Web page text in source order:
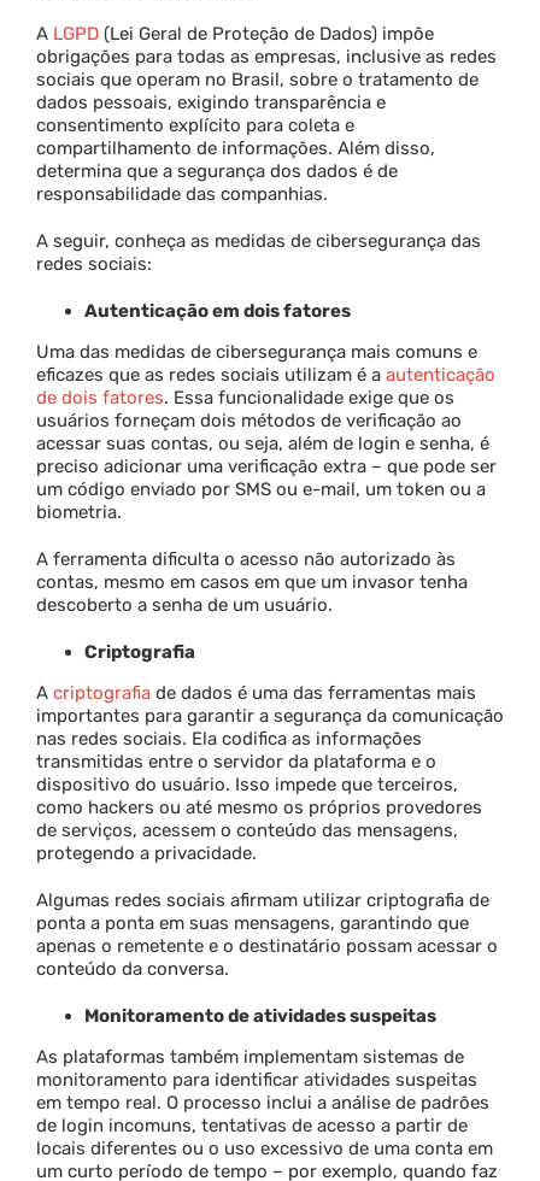
A LGPD (Lei Geral de Proteção de Dados) impõe
obrigações para todas as empresas, inclusive as redes
sociais que operam no Brasil, sobre o tratamento de
dados pessoais, exigindo transparência e
consentimento explícito para coleta e
compartilhamento de informações. Além disso,
determina que a segurança dos dados é de
responsabilidade das companhias.
A seguir, conheça as medidas de cibersegurança das
redes sociais:
Autenticação em dois fatores
Uma das medidas de cibersegurança mais comuns e
eficazes que as redes sociais utilizam é a autenticação
de dois fatores. Essa funcionalidade exige que os
usuários forneçam dois métodos de verificação ao
acessar suas contas, ou seja, além de login e senha, é
preciso adicionar uma verificação extra – que pode ser
um código enviado por SMS ou e-mail, um token ou a
biometria.
A ferramenta dificulta o acesso não autorizado às
contas, mesmo em casos em que um invasor tenha
descoberto a senha de um usuário.
Criptografia
A criptografia de dados é uma das ferramentas mais
importantes para garantir a segurança da comunicação
nas redes sociais. Ela codifica as informações
transmitidas entre o servidor da plataforma e o
dispositivo do usuário. Isso impede que terceiros,
como hackers ou até mesmo os próprios provedores
de serviços, acessem o conteúdo das mensagens,
protegendo a privacidade.
Algumas redes sociais afirmam utilizar criptografia de
ponta a ponta em suas mensagens, garantindo que
apenas o remetente e o destinatário possam acessar o
conteúdo da conversa.
Monitoramento de atividades suspeitas
As plataformas também implementam sistemas de
monitoramento para identificar atividades suspeitas
em tempo real. O processo inclui a análise de padrões
de login incomuns, tentativas de acesso a partir de
locais diferentes ou o uso excessivo de uma conta em
um curto período de tempo – por exemplo, quando faz